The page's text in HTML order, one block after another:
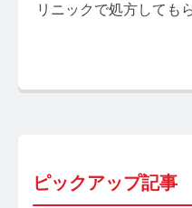
リニックで処方しても
ピックアップ記事